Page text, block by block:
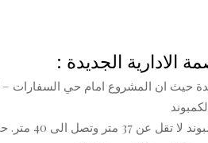
حيث ان المشروع امام حي السفارات
حيث تعتبر غير مجروحة اطلاقا